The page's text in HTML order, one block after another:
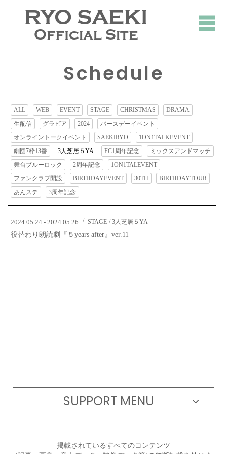
RYO SAEKI
Official Site
Schedule
ALL WEB EVENT STAGE CHRISTMAS
DRAMA
生配信
グラビア 2024
バースデーイベント
オンライントークイベント
SAEKIRYO
1ON1TALKEVENT
劇団7枠13番
3人芝居５YA FC1周年記念
ミックスアンドマッチ
舞台ブルーロック
2周年記念
1ON1TALEVENT
ファンクラブ開設
BIRTHDAYEVENT 30TH
BIRTHDAYTOUR
あんステ
3周年記念
2024.05.24 - 2024.05.26 STAGE 3人芝居５YA
役替わり朗読劇『５years after』ver.11
SUPPORT MENU
掲載されているすべてのコンテンツ